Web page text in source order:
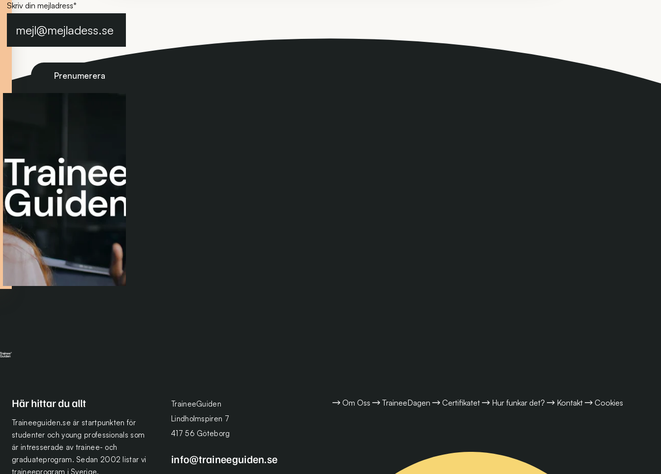
Skriv din mejladress*
Prenumerera på nyhetsbrevet
Här hittar du allt
Traineeguiden.se är startpunkten för
studenter och young professionals som
är intresserade av trainee- och
graduateprogram. Sedan 2002 listar vi
traineeprogram i Sverige.
TraineeGuiden
Lindholmspiren 7
417 56 Göteborg
info@traineeguiden.se
Om Oss TraineeDagen Certifikatet Hur funkar det? Kontakt Cookies
Se alla lediga Traineetjänster